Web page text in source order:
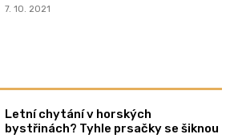
7. 10. 2021
Letní chytání v horských
bystřinách? Tyhle prsačky se šiknou